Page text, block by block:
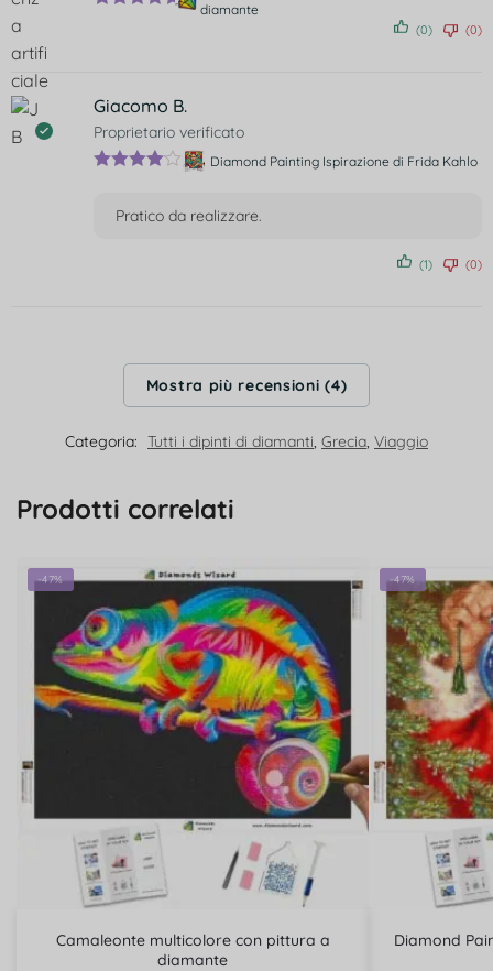
diamante
(0) (0)
Giacomo B.
Proprietario verificato
Diamond Painting Ispirazione di Frida Kahlo
Pratico da realizzare.
(1) (0)
Mostra più recensioni (4)
Categoria: Tutti i dipinti di diamanti, Grecia, Viaggio
Prodotti correlati
-47%
Camaleonte multicolore con pittura a
diamante
-47%
Diamond